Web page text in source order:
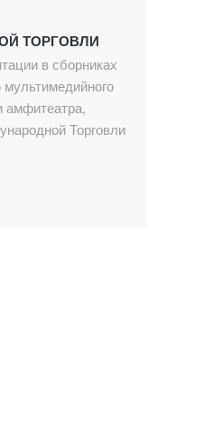
ТОРГОВЛИ
в сборниках
амфитеатра,
Торговли